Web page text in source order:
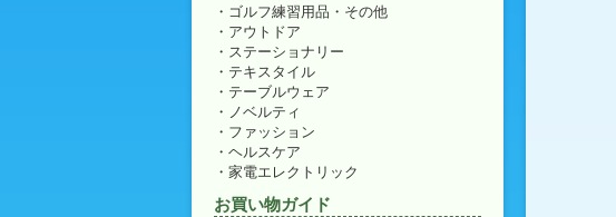
ゴルフ練習用品・その他
アウトドア
ステーショナリー
テキスタイル
テーブルウェア
ノベルティ
ファッション
ヘルスケア
家電エレクトリック
お買い物ガイド